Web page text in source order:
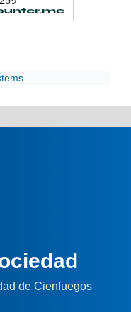
de Cienfuegos